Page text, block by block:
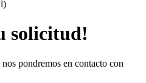
solicitud!
pondremos en contacto con